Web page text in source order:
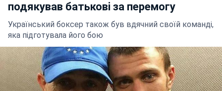
подякував батьковi за перемогу
Український боксер також був вдячний своїй команді,
яка підготувала його бою